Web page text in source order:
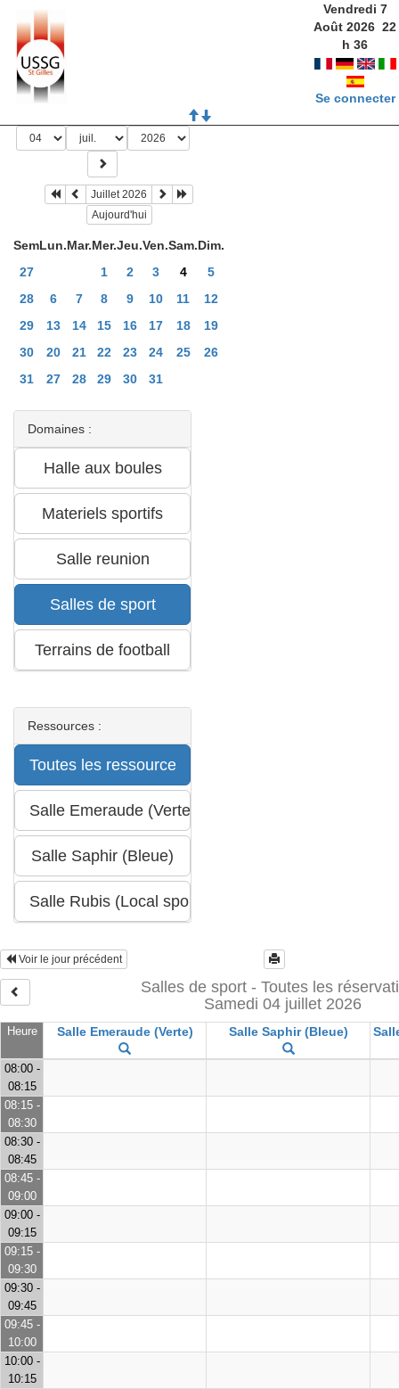
Vendredi 7
Août 2026 22
h36
Se connecter
Juillet 2026
Aujourd'hui
SemLun.Mar.Mer.Jeu.Ven.Sam.Dim.
27
1 2 3 4
5
28
6 7 8 9 10 11
12
29
13 14 15 16 17 18
19
30
20 21 22 23 24 25
26
31
27 28 29 30 31
Domaines :
Ressources :
Voir le jour précédent
Salles de sport - Toutes les
Samedi 04 juillet 2026
Heure Salle Emeraude (Verte) Salle Saphir (Bleue)
08:00 -
08:15
08:15 -
08:30
08:30 -
08:45
08:45 -
09:00
09:00 -
09:15
09:15 -
09:30
09:30 -
09:45
09:45 -
10:00
10:00 -
10:15